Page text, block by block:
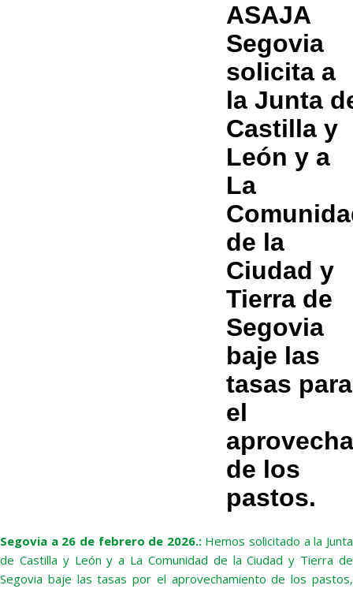
ASAJA
Segovia
solicita a
la Junta
Castilla y
León y a
La
de la
Ciudad y
Tierra de
Segovia
baje las
tasas para
el
de los
pastos.
Segovia a 26 de febrero de 2026.:Hemos solicitado a la Junta
de Castilla y León y a La Comunidad de la Ciudad y Tierra de
Segovia baje las tasas por el aprovechamiento de los pastos,